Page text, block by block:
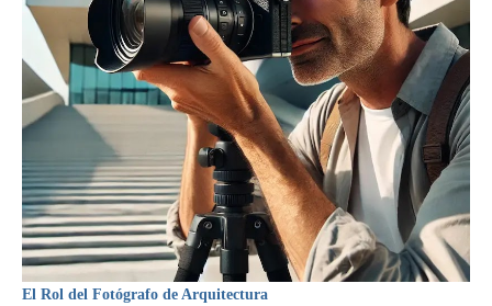
El Rol del Fotógrafo de Arquitectura